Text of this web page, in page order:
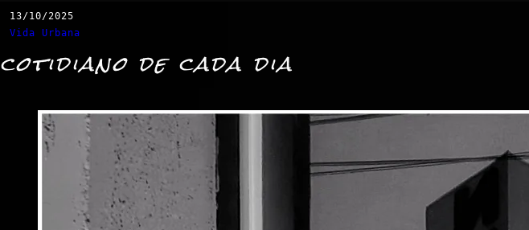
13/10/2025
Vida Urbana
cotidiano de cada dia